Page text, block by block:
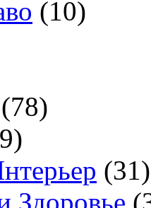
(10)
(78)
(31)